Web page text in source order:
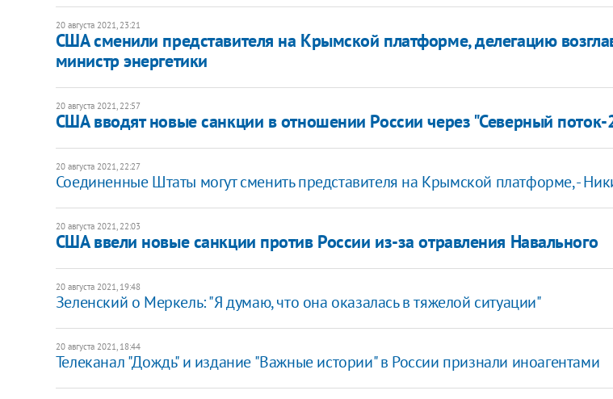
20 августа 2021, 23:21
США сменили представителя на Крымской платформе, делегацию
министр энергетики
20 августа 2021, 22:57
США вводят новые санкции в отношении России через "Северный поток-
20 августа 2021, 22:27
Соединенные Штаты могут сменить представителя на Крымской платформе, -
20 августа 2021, 22:03
США ввели новые санкции против России из-за отравления Навального
20 августа 2021, 19:48
Зеленский о Меркель: "Я думаю, что она оказалась в тяжелой ситуации"
20 августа 2021, 18:44
Телеканал "Дождь" и издание "Важные истории" в России признали иноагентами